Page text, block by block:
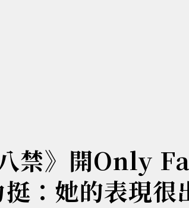
禁》開Only
：她的表現很